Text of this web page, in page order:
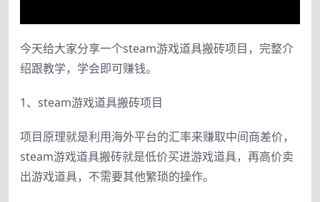
今天给大家分享一个steam游戏道具搬砖项目，完整介
绍跟教学，学会即可赚钱。
1、steam游戏道具搬砖项目
项目原理就是利用海外平台的汇率来赚取中间商差价，
steam游戏道具搬砖就是低价买进游戏道具，再高价卖
出游戏道具，不需要其他繁琐的操作。